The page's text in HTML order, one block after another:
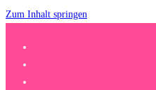
Zum Inhalt springen